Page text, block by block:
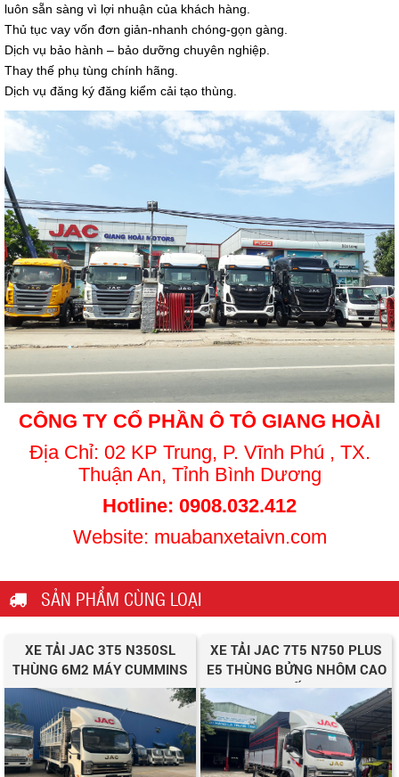
luôn sẵn sàng vì lợi nhuận của khách hàng.
Thủ tục vay vốn đơn giản-nhanh chóng-gọn gàng.
Dịch vụ bảo hành – bảo dưỡng chuyên nghiệp.
Thay thế phụ tùng chính hãng.
Dịch vụ đăng ký đăng kiểm cải tạo thùng.
CÔNG TY CỔ PHẦN Ô TÔ GIANG HOÀI
Địa Chỉ: 02 KP Trung, P. Vĩnh Phú , TX.
Thuận An, Tỉnh Bình Dương
Hotline: 0908.032.412
Website: muabanxetaivn.com
SẢN PHẨM CÙNG LOẠI
XE TẢI JAC 3T5 N350SL
THÙNG 6M2 MÁY CUMMINS
XE TẢI JAC 7T5 N750 PLUS
E5 THÙNG BỬNG NHÔM CAO
CẤP